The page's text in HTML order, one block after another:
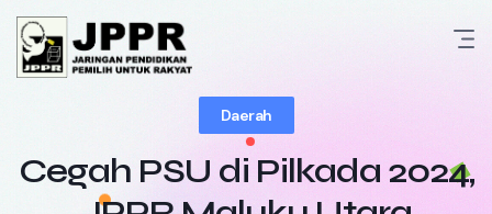
Skip
content
Daerah
Cegah PSU di Pilkada 2024,